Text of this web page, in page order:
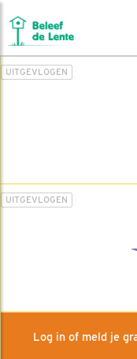
UITGEVLOGEN
UITGEVLOGEN
Log in of meld je